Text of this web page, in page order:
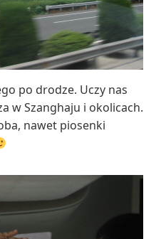
po drodze. Uczy nas
w Szanghaju i okolicach.
nawet piosenki